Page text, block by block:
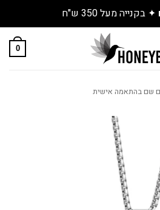
0
שם בהתאמה אישית